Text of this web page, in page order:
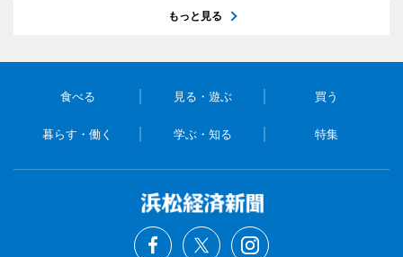
もっと見る
食べる 見る・遊ぶ 買う
暮らす・働く 学ぶ・知る 特集